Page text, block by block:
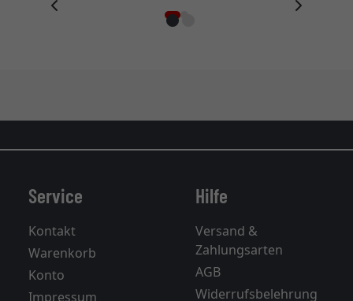
Service
Kontakt
Warenkorb
Konto
Impressum
Hilfe
Versand &
Zahlungsarten
AGB
Widerrufsbelehrung